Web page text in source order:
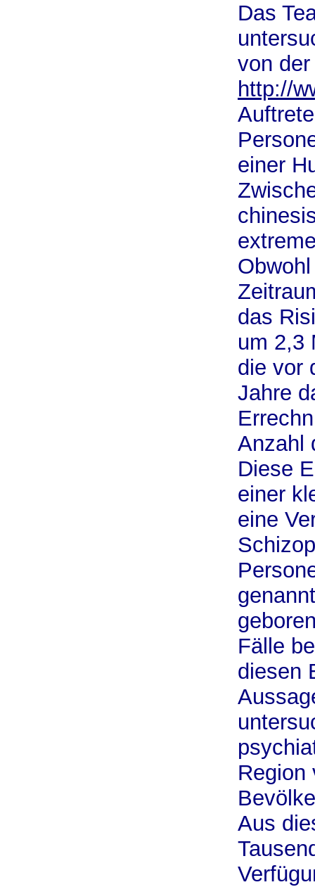
Das
von
http://
einer
das
um 2,3
die vor
Jahre
Anzahl
Diese
einer
eine
Fälle
diesen
Region
Aus